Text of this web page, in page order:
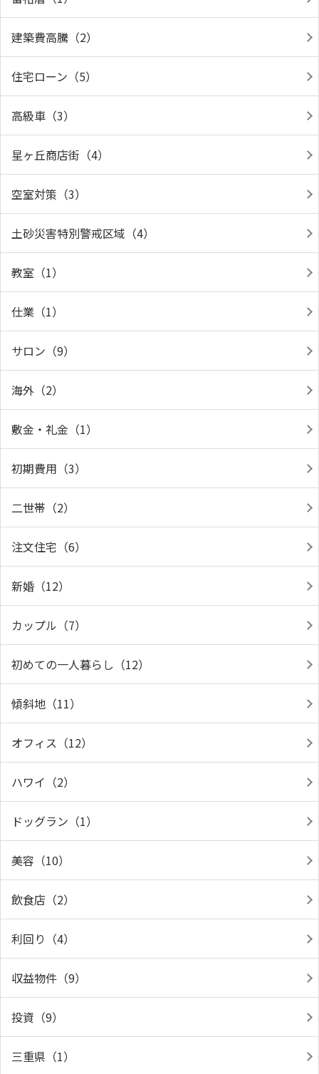
建築費高騰（2）
住宅ローン（5）
高級車（3）
星ヶ丘商店街（4）
空室対策（3）
土砂災害特別警戒区域（4）
教室（1）
仕業（1）
サロン（9）
海外（2）
敷金・礼金（1）
初期費用（3）
二世帯（2）
注文住宅（6）
新婚（12）
カップル（7）
初めての一人暮らし（12）
傾斜地（11）
オフィス（12）
ハワイ（2）
ドッグラン（1）
美容（10）
飲食店（2）
利回り（4）
収益物件（9）
投資（9）
三重県（1）